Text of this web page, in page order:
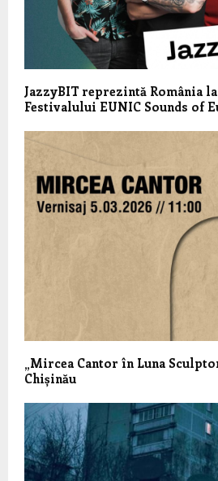
JazzyBIT reprezintă România
Festivalului EUNIC Sounds of
„Mircea Cantor în Luna
Chișinău